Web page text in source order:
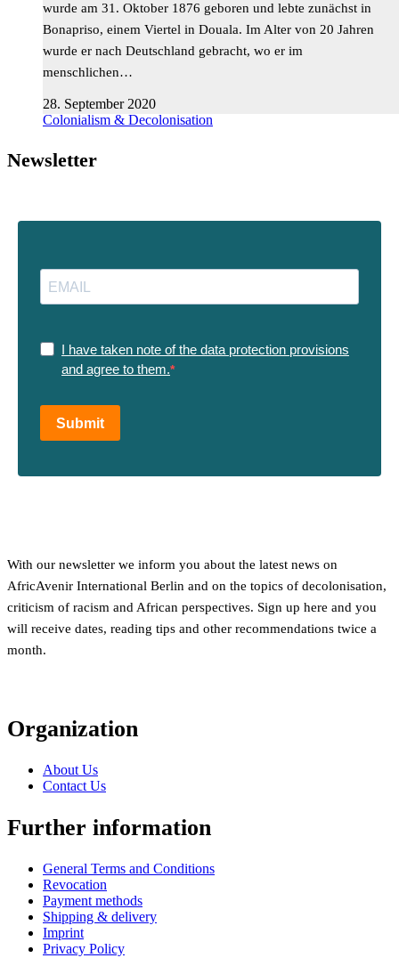
wurde am 31. Oktober 1876 geboren und lebte zunächst in
Bonapriso, einem Viertel in Douala. Im Alter von 20 Jahren
wurde er nach Deutschland gebracht, wo er im
menschlichen…
28. September 2020
Colonialism & Decolonisation
Newsletter
I have taken note of the data protection provisions
and agree to them.
Submit
With our newsletter we inform you about the latest news on
AfricAvenir International Berlin and on the topics of decolonisation,
criticism of racism and African perspectives. Sign up here and you
will receive dates, reading tips and other recommendations twice a
month.
Organization
About Us
Contact Us
Further information
General Terms and Conditions
Revocation
Payment methods
Shipping & delivery
Imprint
Privacy Policy